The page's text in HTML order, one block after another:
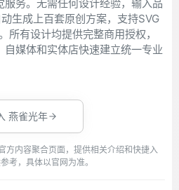
务。无需任何设计经验，输入品
生成上百套原创方案，支持SVG
所有设计均提供完整商用授权，
媒体和实体店快速建立统一专业
燕雀光年
方内容聚合页面，提供相关介绍和快捷入
考，具体以官网为准。